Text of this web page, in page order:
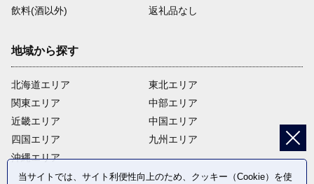
飲料(酒以外)
返礼品なし
地域から探す
北海道エリア
関東エリア
近畿エリア
四国エリア
沖縄エリア
東北エリア
中部エリア
中国エリア
九州エリア
当サイトでは、サイト利便性向上のため、クッキー（Cookie）を使